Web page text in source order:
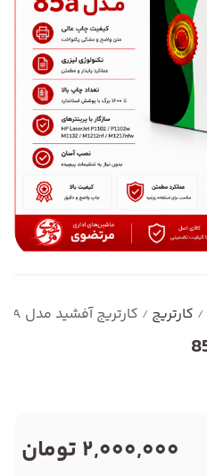
/ کارتریج / کارتریج آفشید مدل 85A
2,000,000 تومان